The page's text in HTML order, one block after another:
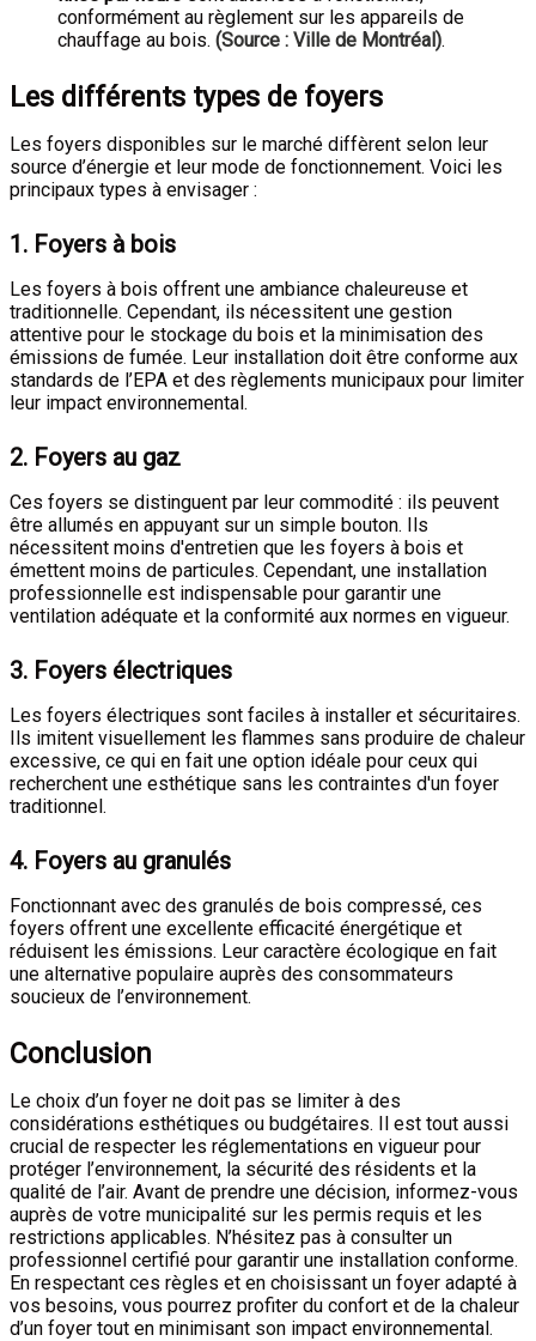
conformément au règlement sur les appareils de
chauffage au bois. (Source : Ville de Montréal).
Les différents types de foyers
Les foyers disponibles sur le marché diffèrent selon leur
source d’énergie et leur mode de fonctionnement. Voici les
principaux types à envisager :
1. Foyers à bois
Les foyers à bois offrent une ambiance chaleureuse et
traditionnelle. Cependant, ils nécessitent une gestion
attentive pour le stockage du bois et la minimisation des
émissions de fumée. Leur installation doit être conforme aux
standards de l’EPA et des règlements municipaux pour limiter
leur impact environnemental.
2. Foyers au gaz
Ces foyers se distinguent par leur commodité : ils peuvent
être allumés en appuyant sur un simple bouton. Ils
nécessitent moins d'entretien que les foyers à bois et
émettent moins de particules. Cependant, une installation
professionnelle est indispensable pour garantir une
ventilation adéquate et la conformité aux normes en vigueur.
3. Foyers électriques
Les foyers électriques sont faciles à installer et sécuritaires.
Ils imitent visuellement les flammes sans produire de chaleur
excessive, ce qui en fait une option idéale pour ceux qui
recherchent une esthétique sans les contraintes d'un foyer
traditionnel.
4. Foyers au granulés
Fonctionnant avec des granulés de bois compressé, ces
foyers offrent une excellente efficacité énergétique et
réduisent les émissions. Leur caractère écologique en fait
une alternative populaire auprès des consommateurs
soucieux de l’environnement.
Conclusion
Le choix d’un foyer ne doit pas se limiter à des
considérations esthétiques ou budgétaires. Il est tout aussi
crucial de respecter les réglementations en vigueur pour
protéger l’environnement, la sécurité des résidents et la
qualité de l’air. Avant de prendre une décision, informez-vous
auprès de votre municipalité sur les permis requis et les
restrictions applicables. N’hésitez pas à consulter un
professionnel certifié pour garantir une installation conforme.
En respectant ces règles et en choisissant un foyer adapté à
vos besoins, vous pourrez profiter du confort et de la chaleur
d’un foyer tout en minimisant son impact environnemental.